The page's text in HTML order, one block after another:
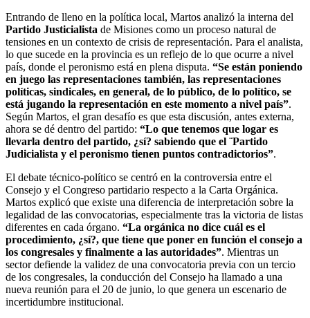
Entrando de lleno en la política local, Martos analizó la interna del
Partido Justicialista de Misiones como un proceso natural de
tensiones en un contexto de crisis de representación. Para el analista,
lo que sucede en la provincia es un reflejo de lo que ocurre a nivel
país, donde el peronismo está en plena disputa. “Se están poniendo
en juego las representaciones también, las representaciones
políticas, sindicales, en general, de lo público, de lo político, se
está jugando la representación en este momento a nivel país”.
Según Martos, el gran desafío es que esta discusión, antes externa,
ahora se dé dentro del partido: “Lo que tenemos que logar es
llevarla dentro del partido, ¿sí? sabiendo que el ¨Partido
Judicialista y el peronismo tienen puntos contradictorios”.
El debate técnico-político se centró en la controversia entre el
Consejo y el Congreso partidario respecto a la Carta Orgánica.
Martos explicó que existe una diferencia de interpretación sobre la
legalidad de las convocatorias, especialmente tras la victoria de listas
diferentes en cada órgano. “La orgánica no dice cuál es el
procedimiento, ¿sí?, que tiene que poner en función el consejo a
los congresales y finalmente a las autoridades”. Mientras un
sector defiende la validez de una convocatoria previa con un tercio
de los congresales, la conducción del Consejo ha llamado a una
nueva reunión para el 20 de junio, lo que genera un escenario de
incertidumbre institucional.